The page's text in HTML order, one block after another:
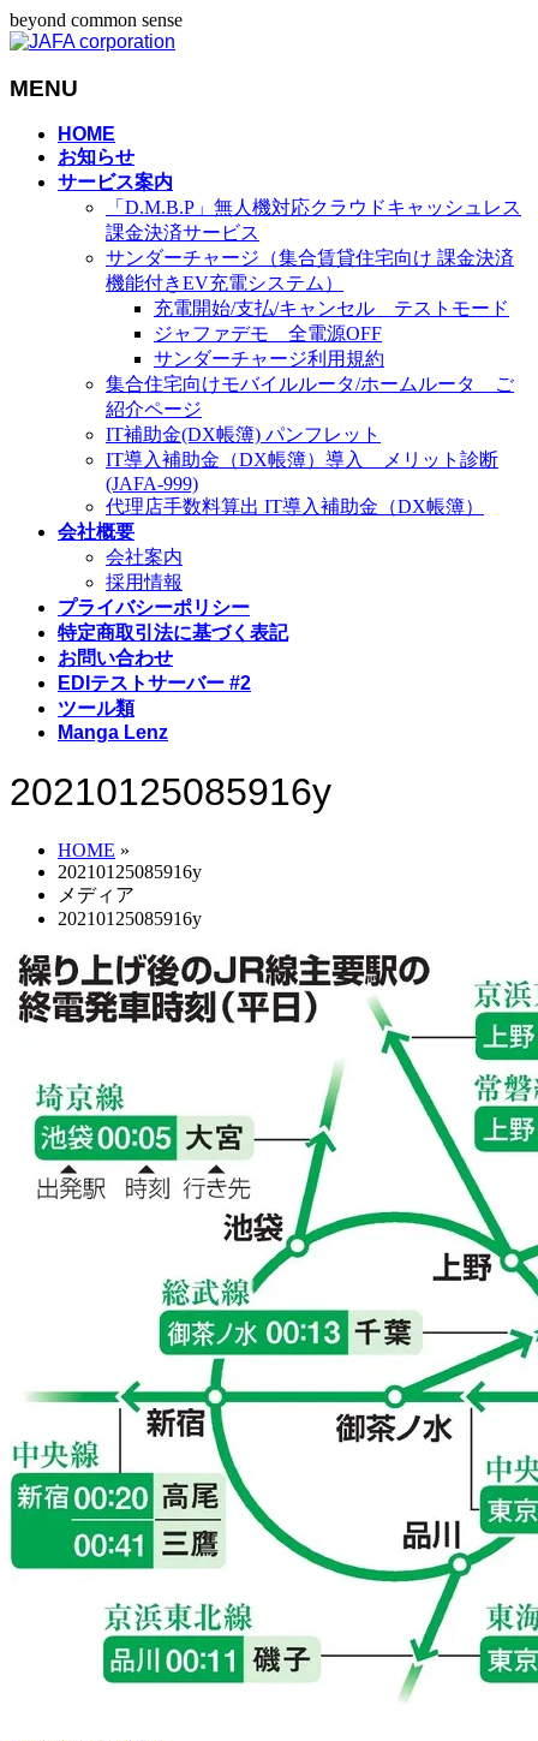
beyond common sense
MENU
HOME
お知らせ
サービス案内
「D.M.B.P」無人機対応クラウドキャッシュレス
課金決済サービス
サンダーチャージ（集合賃貸住宅向け 課金決済
機能付きEV充電システム）
充電開始/支払/キャンセル テストモード
ジャファデモ 全電源OFF
サンダーチャージ利用規約
集合住宅向けモバイルルータ/ホームルータ ご
紹介ページ
IT補助金(DX帳簿) パンフレット
IT導入補助金（DX帳簿）導入 メリット診断
(JAFA-999)
代理店手数料算出 IT導入補助金（DX帳簿）
会社概要
会社案内
採用情報
プライバシーポリシー
特定商取引法に基づく表記
お問い合わせ
EDIテストサーバー #2
ツール類
Manga Lenz
20210125085916y
HOME »
20210125085916y
メディア
20210125085916y